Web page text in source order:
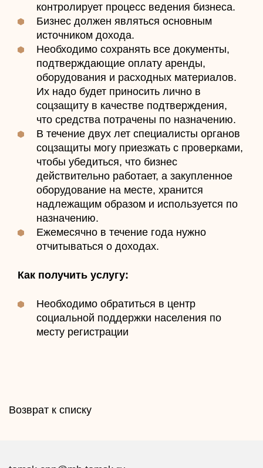
контролирует процесс ведения бизнеса.
Бизнес должен являться основным
источником дохода.
Необходимо сохранять все документы,
подтверждающие оплату аренды,
оборудования и расходных материалов.
Их надо будет приносить лично в
соцзащиту в качестве подтверждения,
что средства потрачены по назначению.
В течение двух лет специалисты органов
соцзащиты могу приезжать с проверками,
чтобы убедиться, что бизнес
действительно работает, а закупленное
оборудование на месте, хранится
надлежащим образом и используется по
назначению.
Ежемесячно в течение года нужно
отчитываться о доходах.
Как получить услугу:
Необходимо обратиться в центр
социальной поддержки населения по
месту регистрации
Возврат к списку